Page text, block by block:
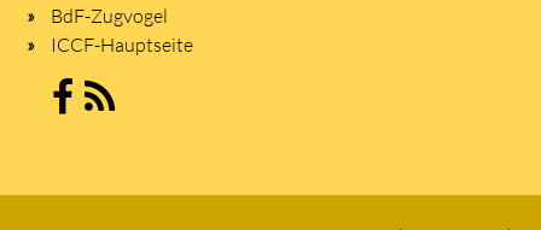
BdF-Zugvogel
ICCF-Hauptseite